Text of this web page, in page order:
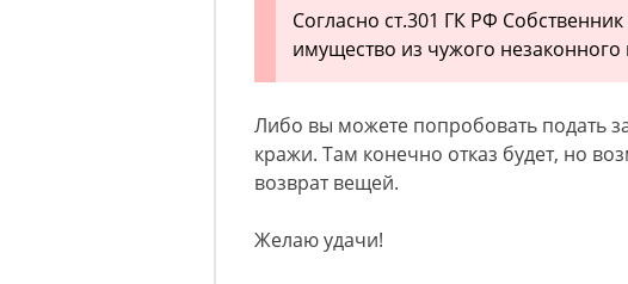
Согласно ст.301 ГК РФ
имущество из чужого незаконного
Либо вы можете попробовать подать
кражи. Там конечно отказ будет, но
возврат вещей.
Желаю удачи!